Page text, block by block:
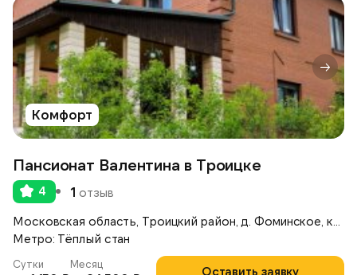
Комфорт
Пансионат Валентина в Троицке
4 1 отзыв
Метро: Тёплый стан
Оставить заявку
Сутки Месяц